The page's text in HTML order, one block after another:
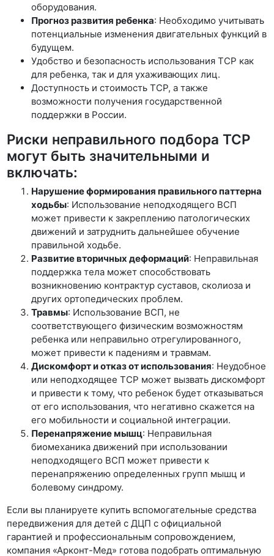
оборудования.
Прогноз развития ребенка: Необходимо учитывать
потенциальные изменения двигательных функций в
будущем.
Удобство и безопасность использования ТСР как
для ребенка, так и для ухаживающих лиц.
Доступность и стоимость ТСР, а также
возможности получения государственной
поддержки в России.
Риски неправильного подбора ТСР
могут быть значительными и
включать:
Нарушение формирования правильного паттерна
ходьбы: Использование неподходящего ВСП
может привести к закреплению патологических
движений и затруднить дальнейшее обучение
правильной ходьбе.
Развитие вторичных деформаций: Неправильная
поддержка тела может способствовать
возникновению контрактур суставов, сколиоза и
других ортопедических проблем.
Травмы: Использование ВСП, не
соответствующего физическим возможностям
ребенка или неправильно отрегулированного,
может привести к падениям и травмам.
Дискомфорт и отказ от использования: Неудобное
или неподходящее ТСР может вызвать дискомфорт
и привести к тому, что ребенок будет отказываться
от его использования, что негативно скажется на
его мобильности и социальной интеграции.
Перенапряжение мышц: Неправильная
биомеханика движений при использовании
неподходящего ВСП может привести к
перенапряжению определенных групп мышц и
болевому синдрому.
Если вы планируете купить вспомогательные средства
передвижения для детей с ДЦП с официальной
гарантией и профессиональным сопровождением,
компания «Арконт-Мед» готова подобрать оптимальную